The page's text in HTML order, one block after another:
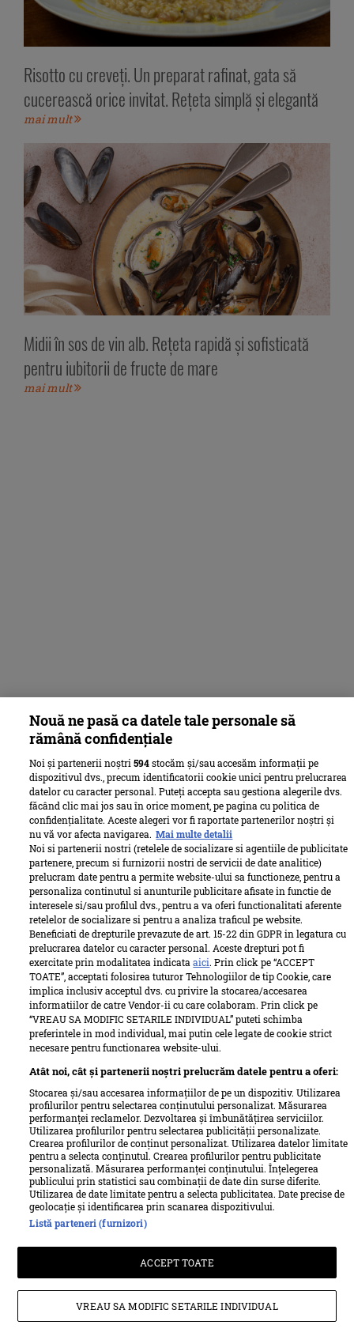
Risotto cu creveți. Un preparat rafinat, gata să
cucerească orice invitat. Rețeta simplă și elegantă
mai mult
Midii în sos de vin alb. Rețeta rapidă și sofisticată
pentru iubitorii de fructe de mare
mai mult
Termeni si conditii
Despre cookies
Politica de confidențialitate
Despre Unica
Echipa Unica
Sitemap
Contact
Retete culinare – Romanesti si din Bucataria internationala
Pariază responsabil! Decizia ONJN nr. 821/25.09.2025.
Jocurile de noroc sunt interzise minorilor.
© Ringier Romania, 2026
All rights reserved
Nouă ne pasă ca datele tale personale să
rămână confidențiale
Noi și partenerii noștri594stocăm și/sau accesăm informații pe
dispozitivul dvs., precum identificatorii cookie unici pentru prelucrarea
datelor cu caracter personal. Puteți accepta sau gestiona alegerile dvs.
făcând clic mai jos sau în orice moment, pe pagina cu politica de
confidențialitate. Aceste alegeri vor fi raportate partenerilor noștri și
nu vă vor afecta navigarea. Mai multe detalii
Noi si partenerii nostri (retelele de socializare si agentiile de publicitate
partenere, precum si furnizorii nostri de servicii de date analitice)
prelucram date pentru a permite website-ului sa functioneze, pentru a
personaliza continutul si anunturile publicitare afisate in functie de
interesele si/sau profilul dvs., pentru a va oferi functionalitati aferente
retelelor de socializare si pentru a analiza traficul pe website.
Beneficiati de drepturile prevazute de art. 15-22 din GDPR in legatura cu
prelucrarea datelor cu caracter personal. Aceste drepturi pot fi
exercitate prin modalitatea indicataaici. Prin click pe “ACCEPT
TOATE”, acceptati folosirea tuturor Tehnologiilor de tip Cookie, care
implica inclusiv acceptul dvs. cu privire la stocarea/accesarea
informatiilor de catre Vendor-ii cu care colaboram. Prin click pe
“VREAU SA MODIFIC SETARILE INDIVIDUAL” puteti schimba
preferintele in mod individual, mai putin cele legate de cookie strict
necesare pentru functionarea website-ului.
Atât noi, cât și partenerii noștri prelucrăm datele pentru a oferi:
Stocarea și/sau accesarea informațiilor de pe un dispozitiv. Utilizarea
profilurilor pentru selectarea conținutului personalizat. Măsurarea
performanței reclamelor. Dezvoltarea și îmbunătățirea serviciilor.
Utilizarea profilurilor pentru selectarea publicității personalizate.
Crearea profilurilor de conținut personalizat. Utilizarea datelor limitate
pentru a selecta conținutul. Crearea profilurilor pentru publicitate
personalizată. Măsurarea performanței conținutului. Înțelegerea
publicului prin statistici sau combinații de date din surse diferite.
Utilizarea de date limitate pentru a selecta publicitatea. Date precise de
geolocație și identificarea prin scanarea dispozitivului.
Listă parteneri (furnizori)
ACCEPT TOATE
VREAU SA MODIFIC SETARILE INDIVIDUAL